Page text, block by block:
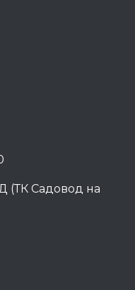
(ТК Садовод на